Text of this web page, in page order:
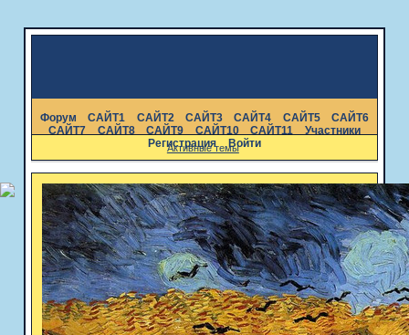
Форум САЙТ1 САЙТ2 САЙТ3 САЙТ4 САЙТ5
САЙТ6
САЙТ7
САЙТ8 САЙТ9 САЙТ10 САЙТ11
Участники
Регистрация
Войти
Активные темы